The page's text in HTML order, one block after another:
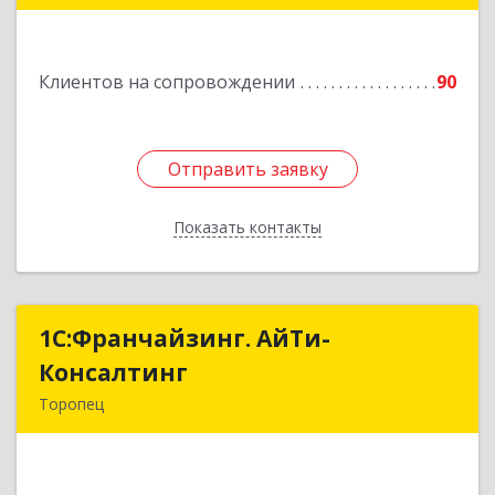
Клиентов на сопровождении 90
Отправить заявку
Показать контакты
Отправить заявку
Назад
1С:Франчайзинг. АйТи-
Консалтинг
Торопец
1С:Франчайзинг. АйТи-